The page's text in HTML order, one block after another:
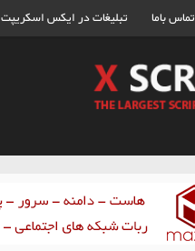
تماس باما تبلیغات در ایکس اسکریپت